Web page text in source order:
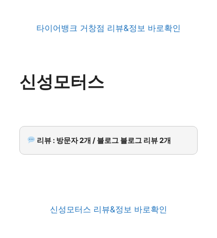
타이어뱅크 거창점 리뷰&정보 바로확인
신성모터스
리뷰 : 방문자 2개 / 블로그 블로그 리뷰 2개
신성모터스 리뷰&정보 바로확인